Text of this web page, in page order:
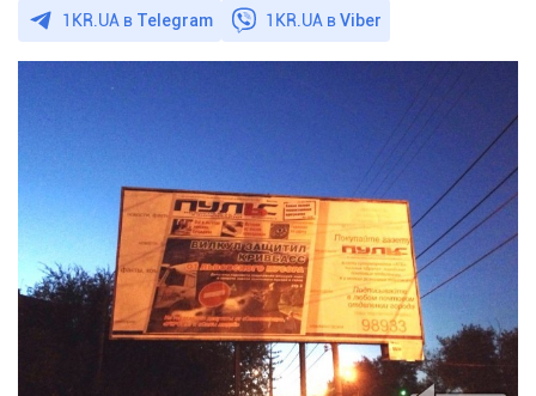
1KR.UA в Telegram 1KR.UA вViber